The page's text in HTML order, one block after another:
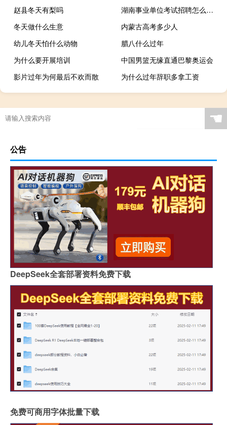
赵县冬天有梨吗
湖南事业单位考试招聘怎么缴费
冬天做什么生意
内蒙古高考多少人
幼儿冬天怕什么动物
腊八什么过年
为什么要开展培训
中国男篮无缘直通巴黎奥运会
影片过年为何最后不欢而散
为什么过年辞职多拿工资
☚
公告
DeepSeek全套部署资料免费下载
免费可商用字体批量下载